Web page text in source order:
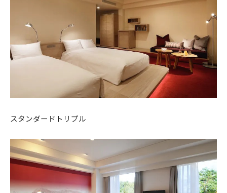
スタンダードトリプル